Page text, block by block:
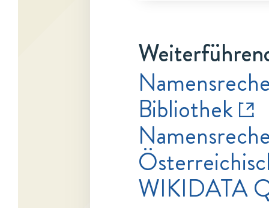
Bibliothek
WIKIDATA